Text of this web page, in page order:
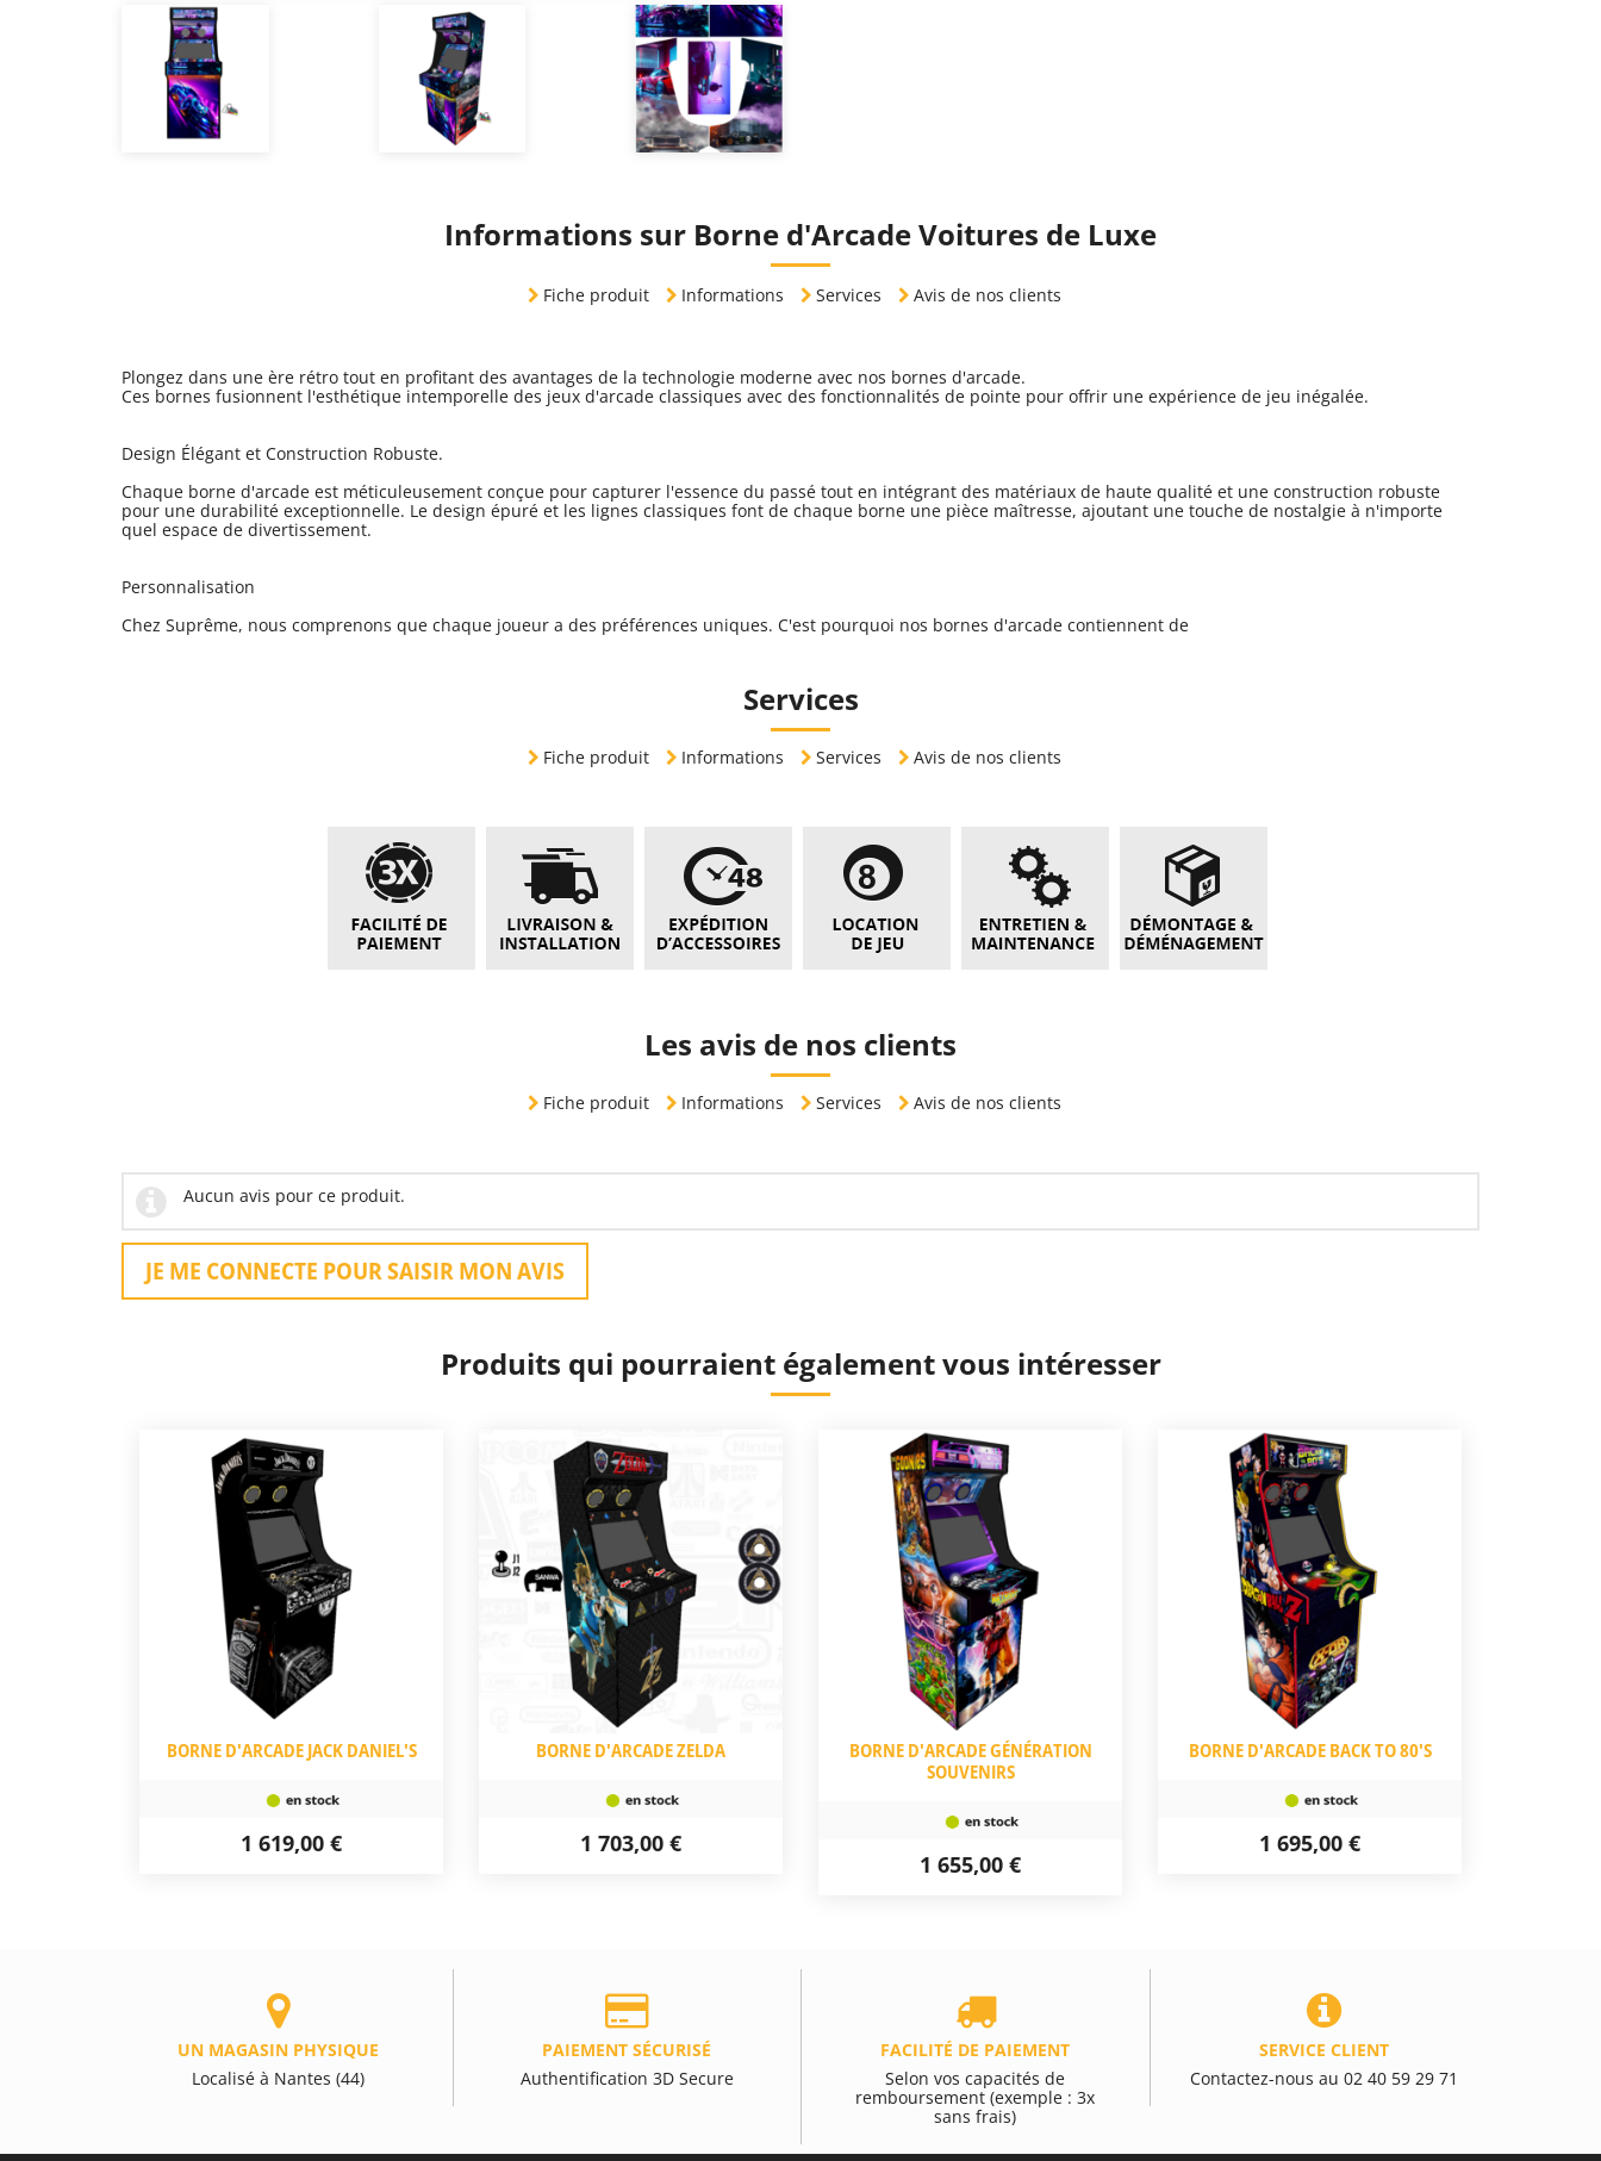
Informations sur Borne d'Arcade Voitures de Luxe
Fiche produit Informations Services Avis de nos clients
Plongez dans une ère rétro tout en profitant des avantages de la technologie moderne avec nos bornes d'arcade.
Ces bornes fusionnent l'esthétique intemporelle des jeux d'arcade classiques avec des fonctionnalités de pointe pour offrir une expérience de jeu inégalée.
Design Élégant et Construction Robuste.
Chaque borne d'arcade est méticuleusement conçue pour capturer l'essence du passé tout en intégrant des matériaux de haute qualité et une construction robuste
pour une durabilité exceptionnelle. Le design épuré et les lignes classiques font de chaque borne une pièce maîtresse, ajoutant une touche de nostalgie à n'importe
quel espace de divertissement.
Personnalisation
Chez Suprême, nous comprenons que chaque joueur a des préférences uniques. C'est pourquoi nos bornes d'arcade contiennent de
Services
Fiche produit Informations Services Avis de nos clients
Les avis de nos clients
Fiche produit Informations Services Avis de nos clients
Aucun avis pour ce produit.
JE ME CONNECTE POUR SAISIR MON AVIS
Produits qui pourraient également vous intéresser
BORNE D'ARCADE JACK DANIEL'S
1 619,00 €
BORNE D'ARCADE ZELDA
1 703,00 €
BORNE D'ARCADE GÉNÉRATION
SOUVENIRS
1 655,00 €
BORNE D'ARCADE BACK TO 80'S
1 695,00 €
UN MAGASIN PHYSIQUE
Localisé à Nantes (44)
PAIEMENT SÉCURISÉ
Authentification 3D Secure
FACILITÉ DE PAIEMENT
Selon vos capacités de
remboursement (exemple : 3x
sans frais)
SERVICE CLIENT
Contactez-nous au 02 40 59 29 71